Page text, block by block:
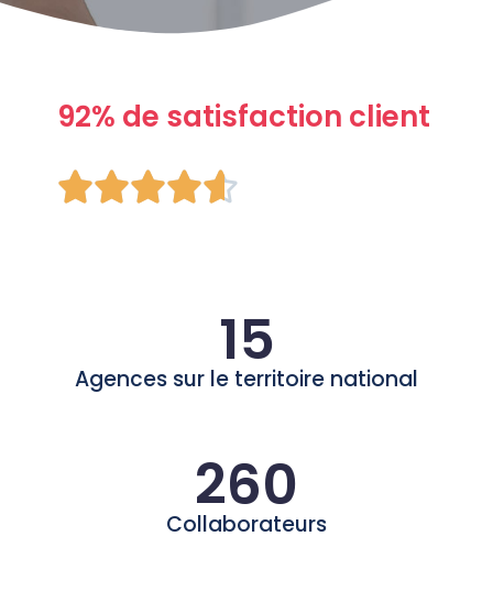
92% de satisfaction client

Agences sur le territoire national
15
Collaborateurs
260